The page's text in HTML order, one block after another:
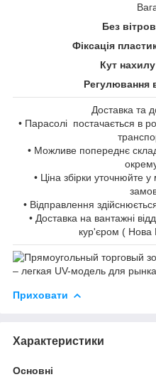
Без
Фіксація
Кут
Регулювання
Доставка та
• Парасолі постачається в
• Можливе попереднє
• Ціна збірки уточнюйте
• Відправлення
• Доставка на вантажні
кур'єром ( Нова
Приховати
Характеристики
Основні